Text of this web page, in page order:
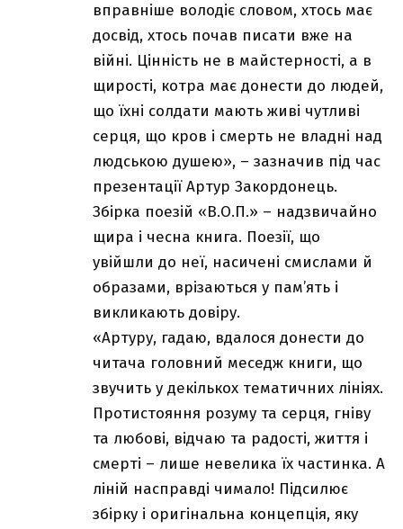
вправніше володіє словом, хтось має
досвід, хтось почав писати вже на
війні. Цінність не в майстерності, а в
щирості, котра має донести до людей,
що їхні солдати мають живі чутливі
серця, що кров і смерть не владні над
людською душею», – зазначив під час
презентації Артур Закордонець.
Збірка поезій «В.О.П.» – надзвичайно
щира і чесна книга. Поезії, що
увійшли до неї, насичені смислами й
образами, врізаються у пам’ять і
викликають довіру.
«Артуру, гадаю, вдалося донести до
читача головний меседж книги, що
звучить у декількох тематичних лініях.
Протистояння розуму та серця, гніву
та любові, відчаю та радості, життя і
смерті – лише невелика їх частинка. А
ліній насправді чимало! Підсилює
збірку і оригінальна концепція, яку